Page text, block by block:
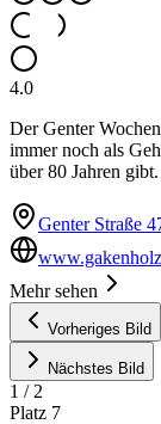
4.0
Der Genter
immer noch als
über 80 Jahren gibt.
Genter Straße
Mehr sehen
Vorheriges Bild
Nächstes Bild
1 / 2
Platz 7